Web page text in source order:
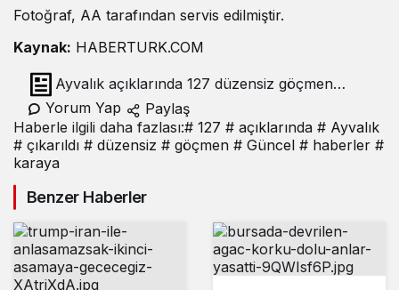
Fotoğraf, AA tarafından servis edilmiştir.
Kaynak: HABERTURK.COM
Ayvalık açıklarında 127 düzensiz göçmen
karaya çıkarıldı
Yorum Yap
Paylaş
Haberle ilgili daha fazlası:# 127 # açıklarında # Ayvalık
# çıkarıldı # düzensiz # göçmen # Güncel # haberler #
karaya
Benzer Haberler